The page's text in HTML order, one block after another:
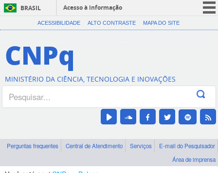
BRASIL
Acesso à informação
CORONAVÍRUS (COVID-19)
Canais
ACESSIBILIDADE ALTO CONTRASTE MAPA DO SITE
CNPq
MINISTÉRIO DA CIÊNCIA, TECNOLOGIA E INOVAÇÕES
Perguntas frequentes Central de Atendimento Serviços
E-mail do Pesquisador
Área de imprensa